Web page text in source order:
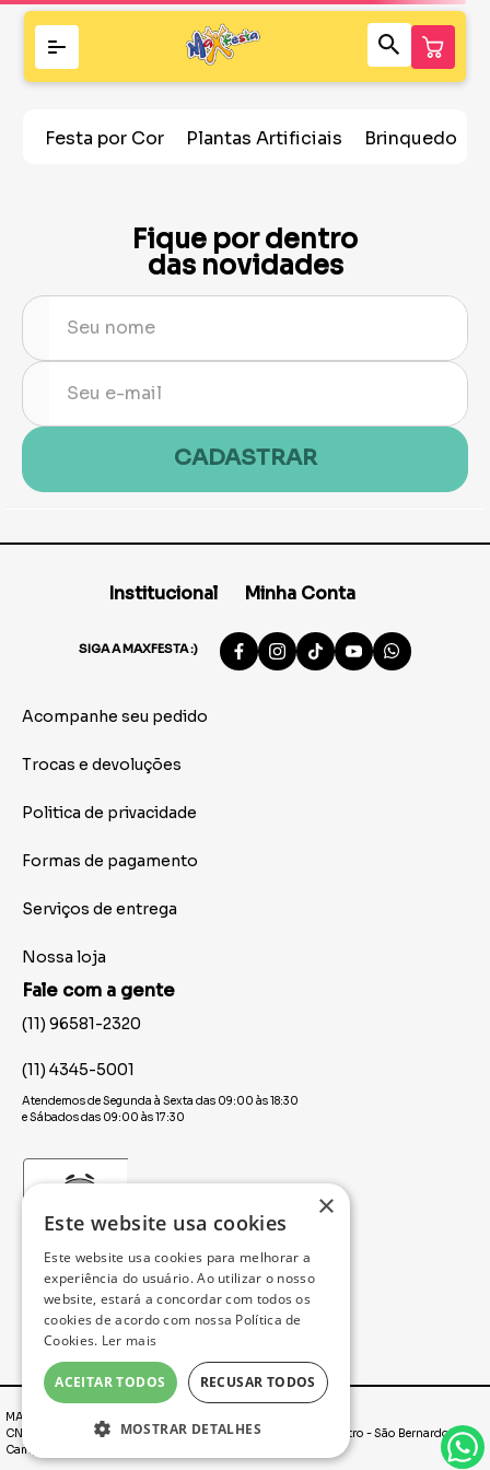
Festa por Cor Plantas Artificiais Brinquedos
Fique por dentro
das novidades
CADASTRAR
Institucional Minha Conta
SIGA A MAXFESTA :)
Acompanhe seu pedido
Trocas e devoluções
Politica de privacidade
Formas de pagamento
Serviços de entrega
Nossa loja
Fale com a gente
(11) 96581-2320
(11) 4345-5001
Atendemos de Segunda à Sexta das 09:00 às 18:30
e Sábados das 09:00 às 17:30
MAXFESTA | É FESTA O ANO TODO! © 2025
CNPJ: 00.655.657/0001-97. Rua Marechal Deodoro, 2431, Centro - São Bernardo do
Campo / SP - CEP: 09710-193
×
Este website usa cookies
Este website usa cookies para melhorar a
experiência do usuário. Ao utilizar o nosso
website, estará a concordar com todos os
cookies de acordo com nossa Política de
Cookies. Ler mais
ACEITAR TODOS RECUSAR TODOS
MOSTRAR DETALHES